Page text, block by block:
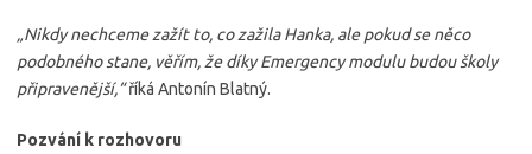
„Nikdy nechceme zažít to, co zažila Hanka, ale pokud se něco
podobného stane, věřím, že díky Emergency modulu budou školy
připravenější,“říká Antonín Blatný.
Pozvání k rozhovoru